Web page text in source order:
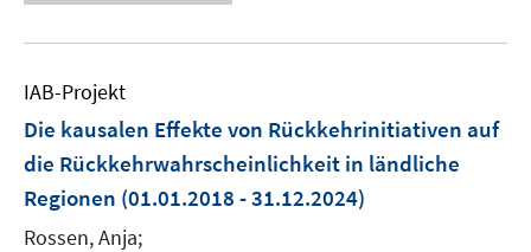
IAB-Projekt
Die kausalen Effekte von Rückkehrinitiativen auf
die Rückkehrwahrscheinlichkeit in ländliche
Regionen (01.01.2018 - 31.12.2024)
Rossen, Anja;